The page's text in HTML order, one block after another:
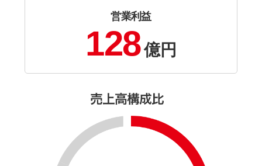
営業利益
128億円